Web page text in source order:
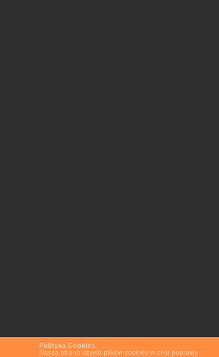
Polityka Cookies
Nasza strona używa plików cookies w celu poprawy